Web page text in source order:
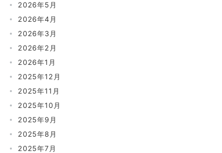
2026年5月
2026年4月
2026年3月
2026年2月
2026年1月
2025年12月
2025年11月
2025年10月
2025年9月
2025年8月
2025年7月